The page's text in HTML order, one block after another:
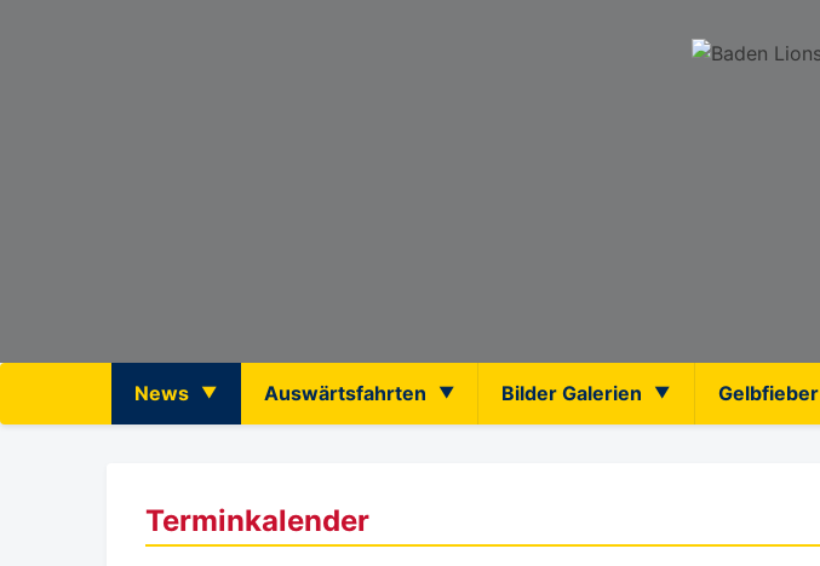
News Auswärtsfahrten Bilder Galerien Gelbfieber
Terminkalender